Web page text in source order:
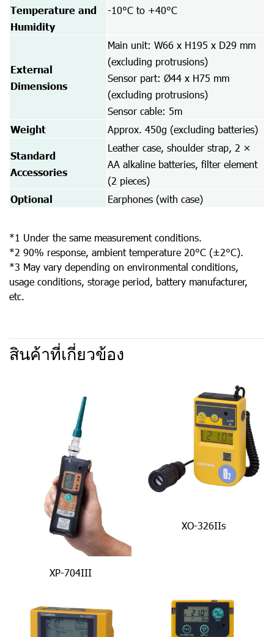
Temperature and
Humidity
-10°C to +40°C
External
Dimensions
Main unit: W66 x H195 x D29 mm
(excluding protrusions)
Sensor part: Ø44 x H75 mm
(excluding protrusions)
Sensor cable: 5m
Weight Approx. 450g (excluding batteries)
Standard
Accessories
Leather case, shoulder strap, 2 ×
AA alkaline batteries, filter element
(2 pieces)
Optional Earphones (with case)
*1 Under the same measurement conditions.
*2 90% response, ambient temperature 20°C (±2°C).
*3 May vary depending on environmental conditions,
usage conditions, storage period, battery manufacturer,
etc.
สินค้าที่เกี่ยวข้อง
XP-704III
XO-326IIs